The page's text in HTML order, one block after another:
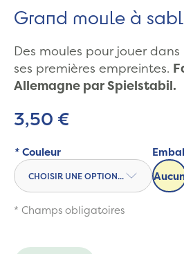
Grand moule à
Des moules pour jouer
ses premières empreintes.
Allemagne par Spielstabil.
3,50 €
* Couleur
* Champs obligatoires